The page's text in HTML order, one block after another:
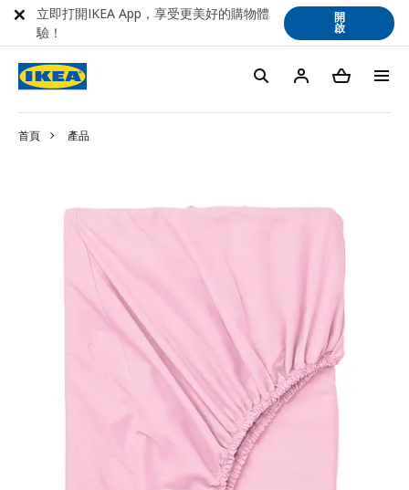
首頁 產品
立即打開IKEA App，享受更美好的購物體
驗！
開
啟